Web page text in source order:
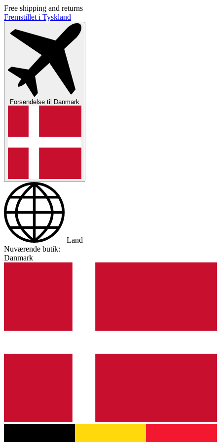
Free shipping and returns
Fremstillet i Tyskland
Forsendelse til Danmark
Land
Nuværende butik:
Danmark